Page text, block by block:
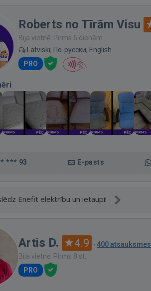
Roberts no Tīrām Visu
Bija vietnē: Pirms 5 dienām
Latviski, По-русски, English
PRO
*** 93 E-pasts
Enefit elektrību un ietaupi!
Artis D. 4.9 · 400 atsauksmes
Bija vietnē: Pirms 8 st.
PRO